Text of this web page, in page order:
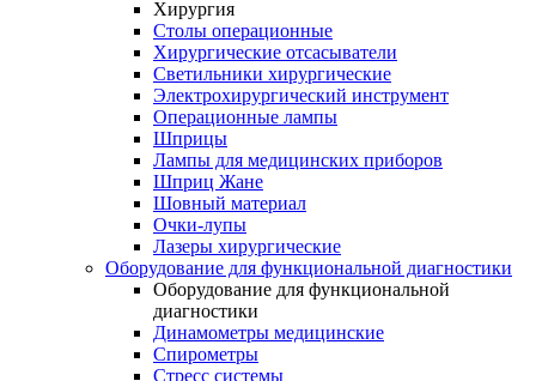
Хирургия
Столы операционные
Хирургические отсасыватели
Светильники хирургические
Электрохирургический инструмент
Операционные лампы
Шприцы
Лампы для медицинских приборов
Шприц Жане
Шовный материал
Очки-лупы
Лазеры хирургические
Оборудование для функциональной диагностики
Оборудование для функциональной
диагностики
Динамометры медицинские
Спирометры
Стресс системы